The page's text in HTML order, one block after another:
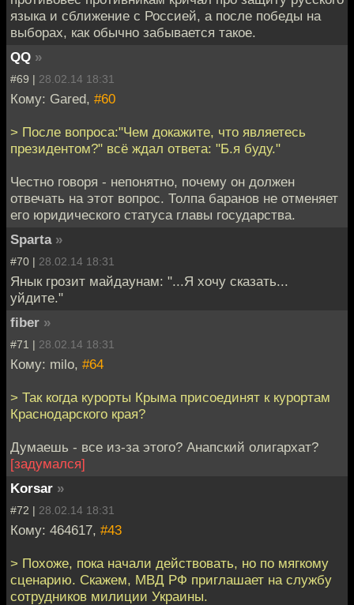
языка и сближение с Россией, а после победы на
выборах, как обычно забывается такое.
QQ »
#69 | 28.02.14 18:31
Кому: Gared, #60
> После вопроса:"Чем докажите, что являетесь
президентом?" всё ждал ответа: "Б.я буду."
Честно говоря - непонятно, почему он должен
отвечать на этот вопрос. Толпа баранов не отменяет
его юридического статуса главы государства.
Sparta »
#70 | 28.02.14 18:31
Янык грозит майдаунам: "...Я хочу сказать...
уйдите."
fiber »
#71 | 28.02.14 18:31
Кому: milo, #64
> Так когда курорты Крыма присоединят к курортам
Краснодарского края?
Думаешь - все из-за этого? Анапский олигархат?
[задумался]
Korsar »
#72 | 28.02.14 18:31
Кому: 464617, #43
> Похоже, пока начали действовать, но по мягкому
сценарию. Скажем, МВД РФ приглашает на службу
сотрудников милиции Украины.